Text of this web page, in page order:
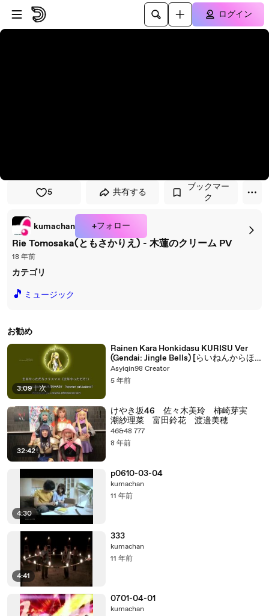
プレイヤーにスキップ
メインコンテンツにスキップ
ログイン
5 共有する
ブックマー
ク
kumachan +フォロー
Rie Tomosaka(ともさかりえ) - 木蓮のクリーム PV
18 年前
カテゴリ
🎵 ミュージック
お勧め
3:09 | 次
Rainen Kara Honkidasu KURISU Ver
(Gendai: Jingle Bells) [らいねんからほ
んきだすKURISU Ver（原題：Jingle
Bells）] - Hijiri Kurisu (lyrics)
Asyiqin98 Creator
5 年前
32:42
けやき坂46 佐々木美玲 柿崎芽実
潮紗理菜 富田鈴花 渡邉美穂
46&48 777
8 年前
4:30
p0610-03-04
kumachan
11 年前
4:41
333
kumachan
11 年前
0701-04-01
kumachan